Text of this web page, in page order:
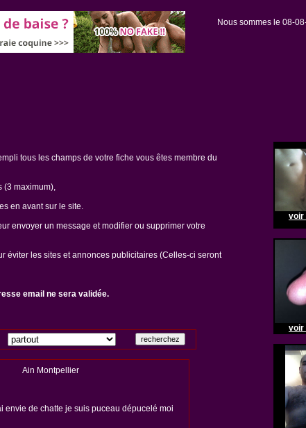
Nous sommes le 08-
tous les champs de votre fiche vous êtes membre du
(3 maximum),
en avant sur le site.
envoyer un message et modifier ou supprimer votre
éviter les sites et annonces publicitaires (Celles-ci seront
email ne sera validée.
Ain Montpellier
envie de chatte je suis puceau dépucelé moi
voir
voir